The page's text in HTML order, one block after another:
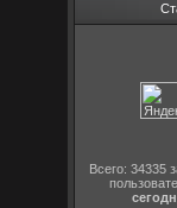
Всего: 34335